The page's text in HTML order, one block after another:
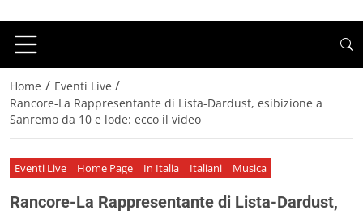
Home / Eventi Live /
Rancore-La Rappresentante di Lista-Dardust, esibizione a
Sanremo da 10 e lode: ecco il video
Eventi Live Home Page In Italia Italiani Musica
Rancore-La Rappresentante di Lista-Dardust,